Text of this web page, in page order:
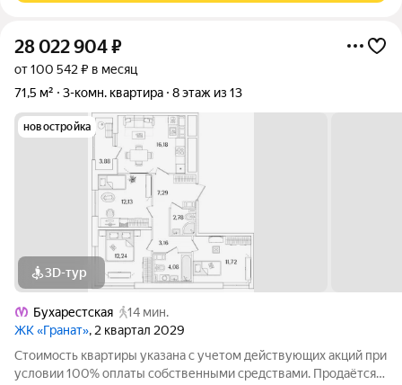
28 022 904₽
от 100 542 ₽ в месяц
71,5 м²
3-комн. квартира 8 этаж из 13
новостройка
3D-тур
Бухарестская
14 мин.
ЖК «Гранат», 2 квартал 2029
Стоимость квартиры указана с учетом действующих акций при
условии 100% оплаты собственными средствами. Продаётся